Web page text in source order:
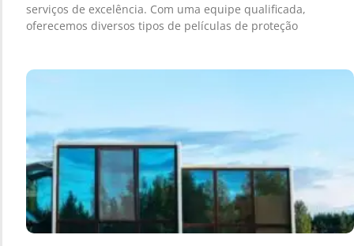
serviços de excelência. Com uma equipe qualificada,
oferecemos diversos tipos de películas de proteção